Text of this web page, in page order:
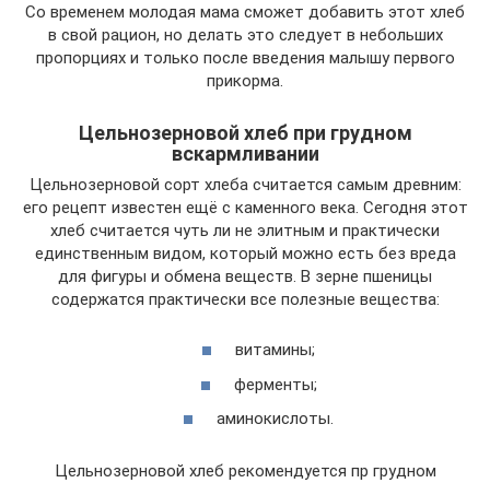
Со временем молодая мама сможет добавить этот хлеб
в свой рацион, но делать это следует в небольших
пропорциях и только после введения малышу первого
прикорма.
Цельнозерновой хлеб при грудном
вскармливании
Цельнозерновой сорт хлеба считается самым древним:
его рецепт известен ещё с каменного века. Сегодня этот
хлеб считается чуть ли не элитным и практически
единственным видом, который можно есть без вреда
для фигуры и обмена веществ. В зерне пшеницы
содержатся практически все полезные вещества:
витамины;
ферменты;
аминокислоты.
Цельнозерновой хлеб рекомендуется пр грудном